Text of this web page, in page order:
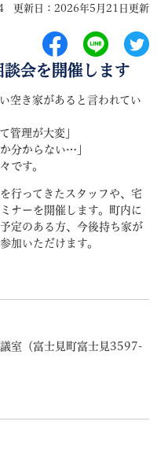
更新日：2026年5月21日更新
会を開催します
空き家があると言われてい
管理が大変」
分からない…」
です。
行ってきたスタッフや、宅
ナーを開催します。町内に
定のある方、今後持ち家が
加いただけます。
室（富士見町富士見3597-